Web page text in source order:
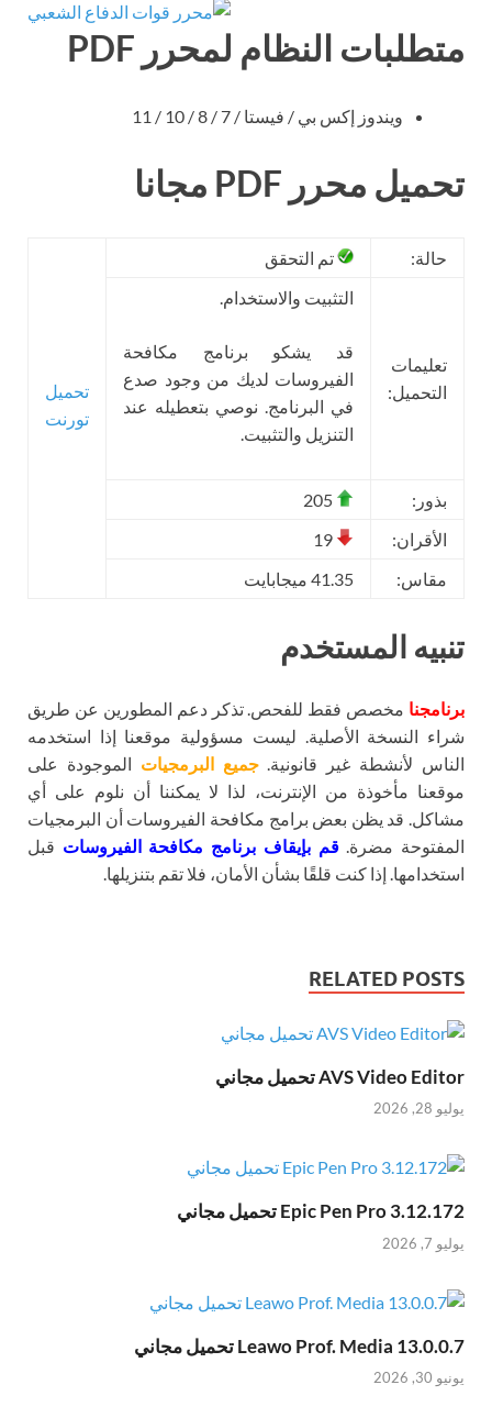
متطلبات النظام لمحرر PDF
ويندوز إكس بي / فيستا / 7 / 8 / 10 / 11
تحميل محرر PDF مجانا
حالة: تم التحقق
تحميل
تورنت
تعليمات
التحميل:
التثبيت والاستخدام.
قد يشكو برنامج مكافحة
الفيروسات لديك من وجود صدع
في البرنامج. نوصي بتعطيله عند
التنزيل والتثبيت.
بذور:
الأقران:
مقاس:
41.35 ميجابايت
تنبيه المستخدم
برنامجنا مخصص فقط للفحص. تذكر دعم المطورين عن طريق
شراء النسخة الأصلية. ليست مسؤولية موقعنا إذا استخدمه
الناس لأنشطة غير قانونية.جميع البرمجيات الموجودة على
موقعنا مأخوذة من الإنترنت، لذا لا يمكننا أن نلوم على أي
مشاكل. قد يظن بعض برامج مكافحة الفيروسات أن البرمجيات
المفتوحة مضرة.قم بإيقاف برنامج مكافحة الفيروسات قبل
استخدامها. إذا كنت قلقًا بشأن الأمان، فلا تقم بتنزيلها.
RELATED POSTS
AVS Video Editor تحميل مجاني
يوليو 28, 2026
Epic Pen Pro 3.12.172 تحميل مجاني
يوليو 7, 2026
Leawo Prof. Media 13.0.0.7 تحميل مجاني
يونيو 30, 2026